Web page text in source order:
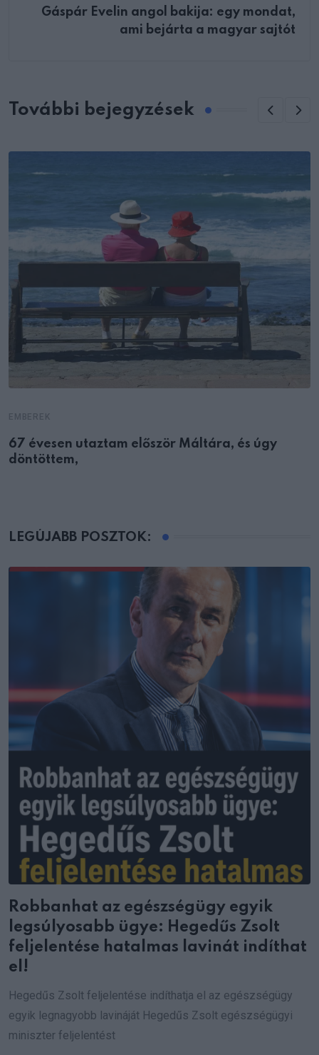
Gáspár Evelin angol bakija: egy mondat,
ami bejárta a magyar sajtót
További bejegyzések
67 évesen utaztam először Máltára, és úgy
döntöttem,
LEGÚJABB POSZTOK:
Robbanhat az egészségügy egyik
legsúlyosabb ügye: Hegedűs Zsolt
feljelentése hatalmas lavinát indíthat
el!
Hegedűs Zsolt feljelentése indíthatja el az egészségügy
egyik legnagyobb lavináját Hegedűs Zsolt egészségügyi
miniszter feljelentést